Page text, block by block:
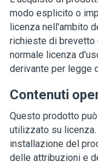
modo esplicito o
licenza nell'ambito
richieste di brevetto
normale licenza
derivante per legge
Contenuti
Questo prodotto
utilizzato su
installazione del
delle attribuzioni e